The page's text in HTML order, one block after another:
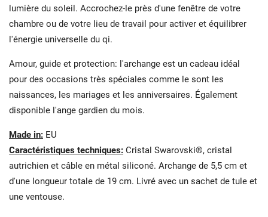
lumière du soleil. Accrochez-le près d'une fenêtre de votre
chambre ou de votre lieu de travail pour activer et équilibrer
l'énergie universelle du qi.
Amour, guide et protection: l'archange est un cadeau idéal
pour des occasions très spéciales comme le sont les
naissances, les mariages et les anniversaires. Également
disponible l'ange gardien du mois.
Made in: EU
Caractéristiques techniques: Cristal Swarovski®, cristal
autrichien et câble en métal siliconé. Archange de 5,5 cm et
d'une longueur totale de 19 cm. Livré avec un sachet de tule et
une ventouse.